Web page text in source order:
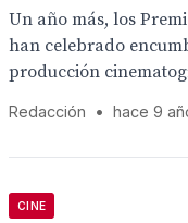
Un año más, los
han celebrado
producción
Redacción • hace 9
CINE